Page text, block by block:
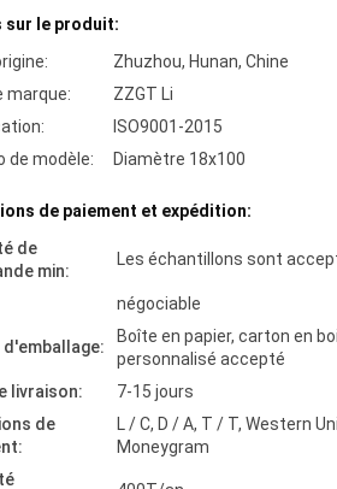
sur le produit:
Zhuzhou, Hunan, Chine
marque:
ZZGT Li
ISO9001-2015
de modèle:
Diamètre 18x100
de paiement et expédition:
de
min:
Les échantillons sont
négociable
d'emballage:
Boîte en papier, carton en
personnalisé accepté
livraison:
7-15 jours
de
L / C, D / A, T / T, Western
Moneygram